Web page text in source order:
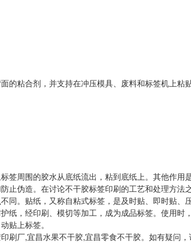
的粘合剂，并支持在冲压模具、废料和标签机上粘贴
签周围的胶水从底纸流出，粘到底纸上。其他作用
止伪造。在讨论不干胶标签印刷的工艺和处理方法
同。贴纸，又称自粘式标签，是及时贴、即时贴、
纸，经印刷、模切等加工，成为成品标签。使用时
贴上标签。
厂,宜昌水果不干胶,宜昌零食不干胶。如有疑问